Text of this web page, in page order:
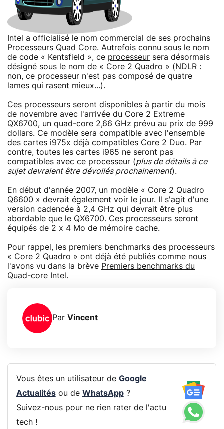
Intel a officialisé le nom commercial de ses prochains
Processeurs Quad Core. Autrefois connu sous le nom
de code « Kentsfield », ce processeur sera désormais
désigné sous le nom de « Core 2 Quadro » (NDLR :
non, ce processeur n'est pas composé de quatre
lames qui rasent mieux...).
Ces processeurs seront disponibles à partir du mois
de novembre avec l'arrivée du Core 2 Extreme
QX6700, un quad-core 2,66 GHz prévu au prix de 999
dollars. Ce modèle sera compatible avec l'ensemble
des cartes i975x déjà compatibles Core 2 Duo. Par
contre, toutes les cartes i965 ne seront pas
compatibles avec ce processeur (plus de détails à ce
sujet devraient être dévoilés prochainement).
En début d'année 2007, un modèle « Core 2 Quadro
Q6600 » devrait également voir le jour. Il s'agit d'une
version cadencée à 2,4 GHz qui devrait être plus
abordable que le QX6700. Ces processeurs seront
équipés de 2 x 4 Mo de mémoire cache.
Pour rappel, les premiers benchmarks des processeurs
« Core 2 Quadro » ont déjà été publiés comme nous
l'avons vu dans la brève Premiers benchmarks du
Quad-core Intel .
Par Vincent
Vous êtes un utilisateur de Google
Actualitésou de WhatsApp?
Suivez-nous pour ne rien rater de l'actu
tech !